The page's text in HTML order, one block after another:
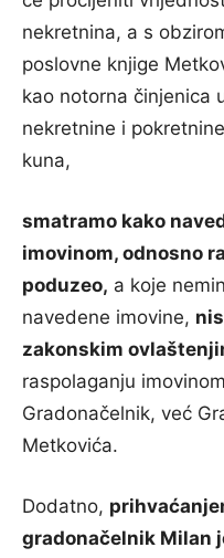
nekretnina, a s
poslovne knjige
kao notorna činjenica
nekretnine i
kuna,
smatramo kako
imovinom, odnosno
poduzeo, a koje
navedene imovine,
zakonskim
raspolaganju
Gradonačelnik, već
Metkovića.
Dodatno,
gradonačelnik Milan